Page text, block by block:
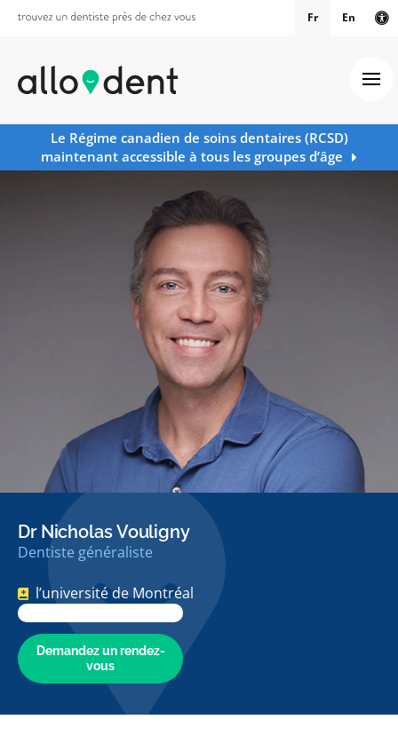
Fr En
Le Régime canadien de soins dentaires (RCSD)
maintenant accessible à tous les groupes d’âge
Dr Nicholas Vouligny
Dentiste généraliste
l’université de Montréal
Demandez un rendez-
vous